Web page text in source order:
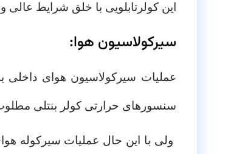
این کولرتابلویی با خلق شرایط عالی
سیرکولاسیون هوا:
عملیات سیرکولاسیون هوای
سنسورهای حرارتی کولر بنتلی
ولی با این حال عملیات سیرکوله